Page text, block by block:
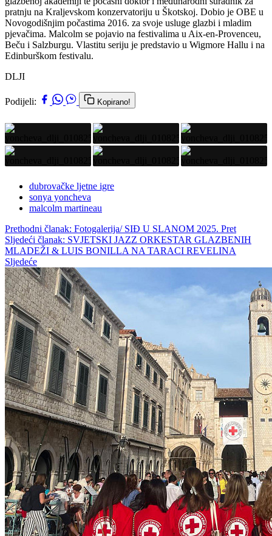
pratnju na Kraljevskom konzervatoriju u Škotskoj. Dobio je OBE u
Novogodišnjim počastima 2016. za svoje usluge glazbi i mladim
pjevačima. Malcolm se pojavio na festivalima u Aix-en-Provenceu,
Beču i Salzburgu. Vlastitu seriju je predstavio u Wigmore Hallu i na
Edinburškom festivalu.
DLJI
Podijeli: Kopirano!
dubrovačke ljetne igre
sonya yoncheva
malcolm martineau
Prethodni članak: Fotogalerija/ SIĐ U SLANOM 2025. Pret
Sljedeći članak: SVJETSKI JAZZ ORKESTAR GLAZBENIH
MLADEŽI & LUIS BONILLA NA TARACI REVELINA
Sljedeće